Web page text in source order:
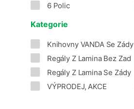
6 Polic
Kategorie
Knihovny VANDA Se Zády
Regály Z Lamina Bez Zad
Regály Z Lamina Se Zády
VÝPRODEJ, AKCE